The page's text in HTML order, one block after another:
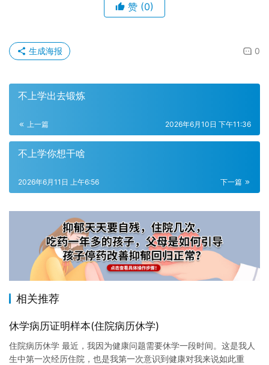
赞 (0)
0
生成海报
不上学出去锻炼
上一篇 2026年6月10日 下午11:36
不上学你想干啥
下一篇
2026年6月11日 上午6:56
相关推荐
休学病历证明样本(住院病历休学)
住院病历休学 最近，我因为健康问题需要休学一段时间。这是我人
生中第一次经历住院，也是我第一次意识到健康对我来说如此重